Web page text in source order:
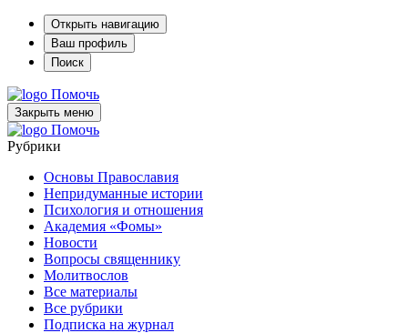
Открыть навигацию
Ваш профиль
Поиск
Помочь
Закрыть меню
Помочь
Рубрики
Основы Православия
Непридуманные истории
Психология и отношения
Академия «Фомы»
Новости
Вопросы священнику
Молитвослов
Все материалы
Все рубрики
Подписка на журнал